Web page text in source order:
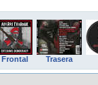
Frontal Trasera